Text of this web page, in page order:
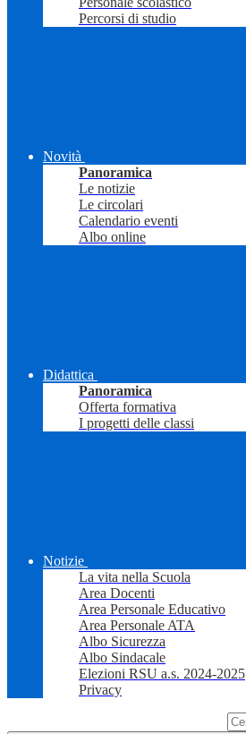
Percorsi di studio
Novità
Panoramica
Le notizie
Le circolari
Calendario eventi
Albo online
Didattica
Panoramica
Offerta formativa
I progetti delle classi
Notizie
La vita nella Scuola
Area Docenti
Area Personale Educativo
Area Personale ATA
Albo Sicurezza
Albo Sindacale
Elezioni RSU a.s. 2024-2025
Privacy